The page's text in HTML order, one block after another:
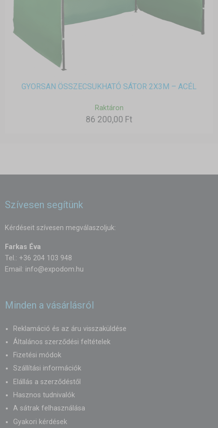
GYORSAN ÖSSZECSUKHATÓ SÁTOR 2X3M – ACÉL
Raktáron
86 200,00 Ft
Szívesen segítünk
Kérdéseit szívesen megválaszoljuk:
Farkas Éva
Tel.: +36 204 103 948
Email: info@expodom.hu
Minden a vásárlásról
Reklamáció és az áru visszaküldése
Általános szerződési feltételek
Fizetési módok
Szállítási információk
Elállás a szerződéstől
Hasznos tudnivalók
A sátrak felhasználása
Gyakori kérdések